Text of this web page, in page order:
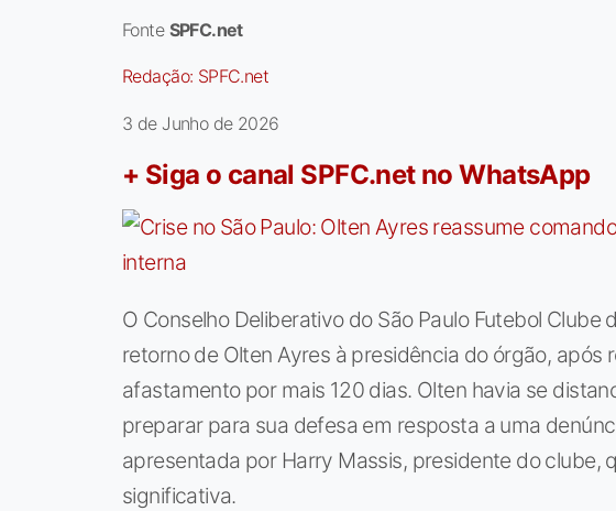
Fonte SPFC.net
Redação: SPFC.net
3 de Junho de 2026
+ Siga o canal SPFC.net no WhatsApp
O Conselho Deliberativo do São Paulo Futebol
retorno de Olten Ayres à presidência do órgão, após
afastamento por mais 120 dias. Olten havia se
preparar para sua defesa em resposta a uma
apresentada por Harry Massis, presidente do clube,
significativa.